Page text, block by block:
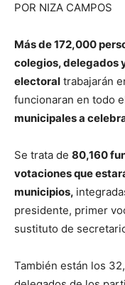
POR NIZA CAMPOS
Más de 172,000
colegios, delegados
electoral trabajarán
funcionaran en todo
municipales a
Se trata de 80,160
votaciones que
municipios,
presidente, primer
sustituto de
También están los